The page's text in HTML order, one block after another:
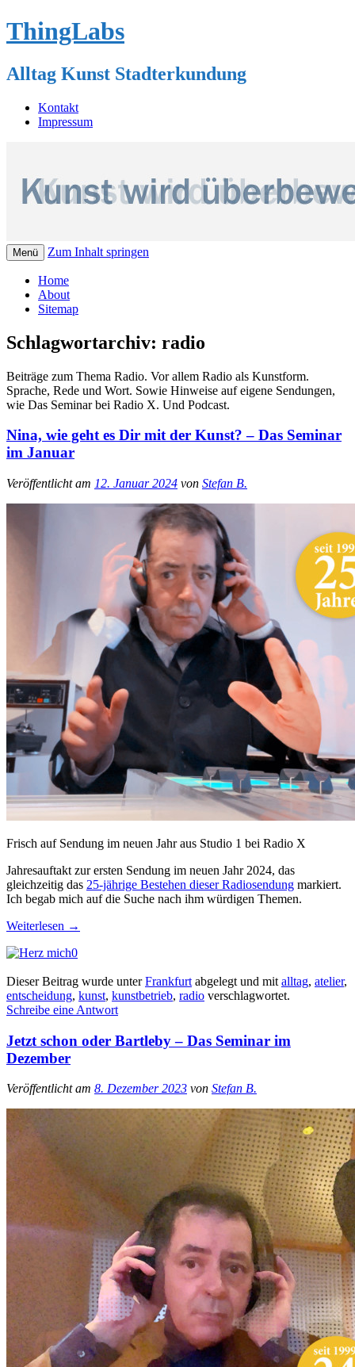
ThingLabs
Alltag Kunst Stadterkundung
Kontakt
Impressum
Menü Zum Inhalt springen
Home
About
Sitemap
Schlagwortarchiv: radio
Beiträge zum Thema Radio. Vor allem Radio als Kunstform.
Sprache, Rede und Wort. Sowie Hinweise auf eigene Sendungen,
wie Das Seminar bei Radio X. Und Podcast.
Nina, wie geht es Dir mit der Kunst? – Das Seminar
im Januar
Veröffentlicht am 12. Januar 2024 von Stefan B.
Frisch auf Sendung im neuen Jahr aus Studio 1 bei Radio X
Jahresauftakt zur ersten Sendung im neuen Jahr 2024, das
gleichzeitig das 25-jährige Bestehen dieser Radiosendung markiert.
Ich begab mich auf die Suche nach ihm würdigen Themen.
Weiterlesen →
0
Dieser Beitrag wurde unterFrankfurt abgelegt und mit alltag, atelier,
entscheidung, kunst, kunstbetrieb, radio verschlagwortet.
Schreibe eine Antwort
Jetzt schon oder Bartleby – Das Seminar im
Dezember
Veröffentlicht am 8. Dezember 2023 von Stefan B.